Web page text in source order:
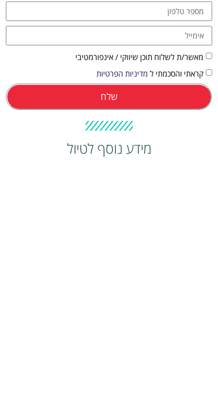
מאשר/ת לשלוח תוכן שיווקי / אינפורמטיבי
קראתי והסכמתי ל מדיניות הפרטיות
שלח
מידע נוסף לטיול